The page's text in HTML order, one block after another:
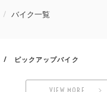
バイク一覧
/ ピックアップバイク
VIEW MORE